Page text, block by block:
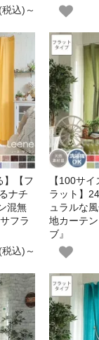
込)～
】【フ
ナチ
混無
フラ
込)～
【100サ
ラット】
ュラルな
地カーテ
ブ』